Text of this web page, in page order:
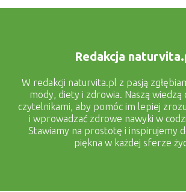
Redakcja
W redakcji naturvita.pl z pasją
mody, diety i zdrowia. Naszą wiedzą
czytelnikami, aby pomóc im lepiej
i wprowadzać zdrowe nawyki w
Stawiamy na prostotę i inspirujemy
piękna w każdej sferze